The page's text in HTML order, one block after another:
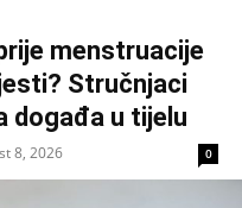
menstruacije
Stručnjaci
događa u tijelu
8, 2026 0